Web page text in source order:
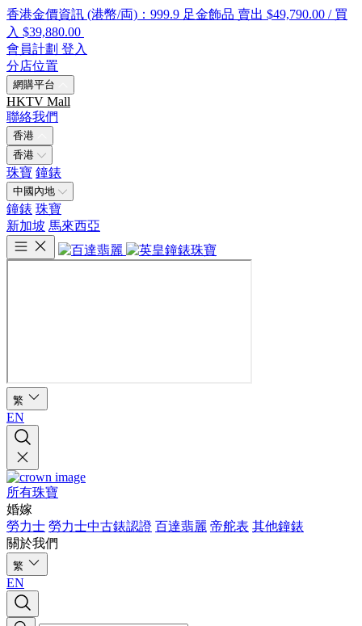
香港金價資訊 (港幣/両)：999.9 足金飾品 賣出 $49,790.00 / 買
入 $39,880.00
會員計劃 登入
分店位置
網購平台
HKTV Mall
聯絡我們
香港
香港
珠寶 鐘錶
中國內地
鐘錶 珠寶
新加坡 馬來西亞
繁
EN
所有珠寶
婚嫁
勞力士 勞力士中古錶認證 百達翡麗 帝舵表 其他鐘錶
關於我們
繁
EN